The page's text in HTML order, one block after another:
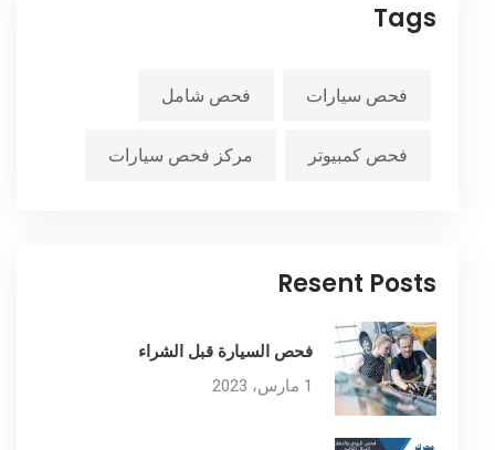
Tags
فحص سيارات فحص شامل
فحص كمبيوتر مركز فحص سيارات
Resent Posts
فحص السيارة قبل الشراء
1 مارس، 2023